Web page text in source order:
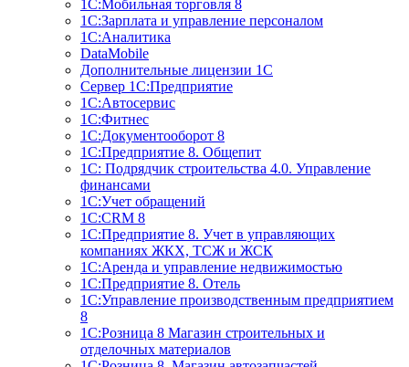
1С:Мобильная торговля 8
1С:Зарплата и управление персоналом
1С:Аналитика
DataMobile
Дополнительные лицензии 1С
Сервер 1С:Предприятие
1С:Автосервис
1С:Фитнес
1С:Документооборот 8
1С:Предприятие 8. Общепит
1С: Подрядчик строительства 4.0. Управление
финансами
1С:Учет обращений
1C:CRM 8
1С:Предприятие 8. Учет в управляющих
компаниях ЖКХ, ТСЖ и ЖСК
1С:Аренда и управление недвижимостью
1С:Предприятие 8. Отель
1C:Управление производственным предприятием
8
1С:Розница 8 Магазин строительных и
отделочных материалов